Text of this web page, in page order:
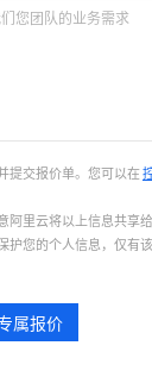
提交报价单。您可以在
阿里云将以上信息共享
护您的个人信息，仅有
属报价